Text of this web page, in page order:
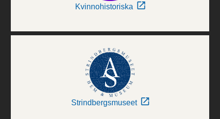
Kvinnohistoriska
Strindbergsmuseet